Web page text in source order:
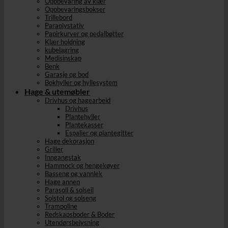
Oppbevaringsbokser
Trillebord
Paraplystativ
Papirkurver og pedalbøtter
Klær holdning
kubelagring
Medisinskap
Benk
Garasje og bod
Bokhyller og hyllesystem
Hage & utemøbler
Drivhus og hagearbeid
Drivhus
Plantehyller
Plantekasser
Espalier og plantegitter
Hage dekorasjon
Griller
Inngangstak
Hammock og hengekøyer
Basseng og vannlek
Hage annen
Parasoll & solseil
Solstol og solseng
Trampoline
Redskapsboder & Boder
Utendørsbelysning